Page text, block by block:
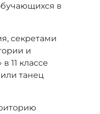
в
секретами
и
11 классе
танец